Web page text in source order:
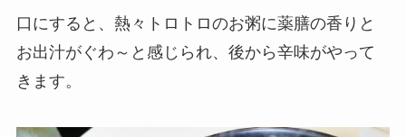
口にすると、熱々トロトロのお粥に薬膳の香りと
お出汁がぐわ～と感じられ、後から辛味がやって
きます。